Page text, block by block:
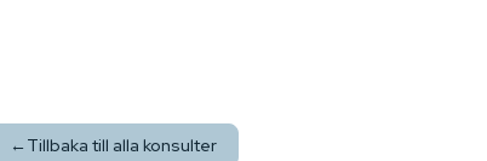
← Tillbaka till alla konsulter